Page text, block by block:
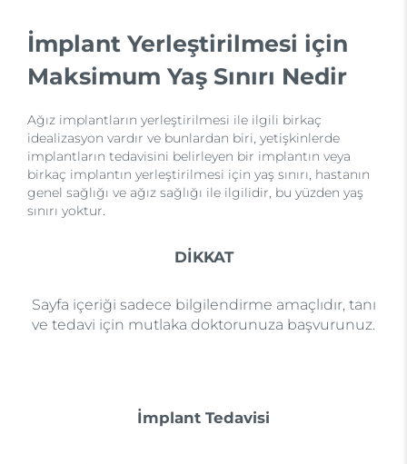
İmplant Yerleştirilmesi için
Maksimum Yaş Sınırı Nedir
Ağız implantların yerleştirilmesi ile ilgili birkaç
idealizasyon vardır ve bunlardan biri, yetişkinlerde
implantların tedavisini belirleyen bir implantın veya
birkaç implantın yerleştirilmesi için yaş sınırı, hastanın
genel sağlığı ve ağız sağlığı ile ilgilidir, bu yüzden yaş
sınırı yoktur.
DİKKAT
Sayfa içeriği sadece bilgilendirme amaçlıdır, tanı
ve tedavi için mutlaka doktorunuza başvurunuz.
İmplant Tedavisi